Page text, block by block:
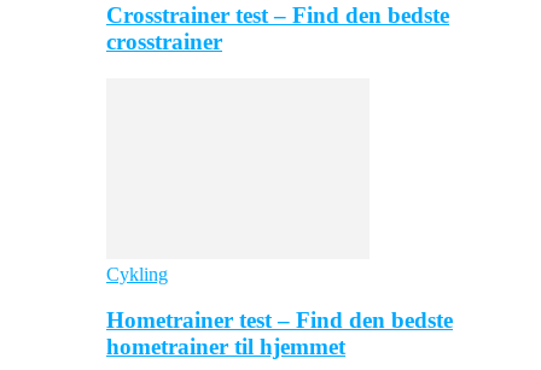
Crosstrainer test – Find den bedste
crosstrainer
Cykling
Hometrainer test – Find den bedste
hometrainer til hjemmet